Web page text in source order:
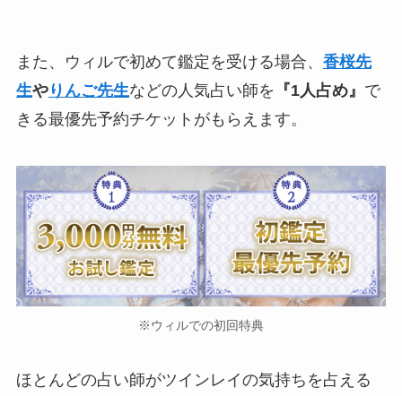
また、ウィルで初めて鑑定を受ける場合、 香桜先
生やりんご先生などの人気占い師を 『1人占め』 で
きる最優先予約チケットがもらえます。
※ウィルでの初回特典
ほとんどの占い師がツインレイの気持ちを占える